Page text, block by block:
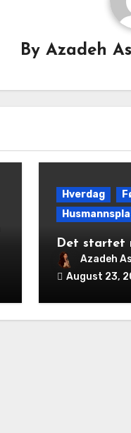
ByAzadeh
Hverdag
Det startet
Azadeh
August 23,